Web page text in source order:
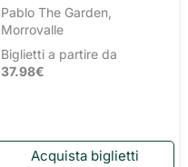
Pablo The Garden,
Morrovalle
Biglietti a partire da
37.98€